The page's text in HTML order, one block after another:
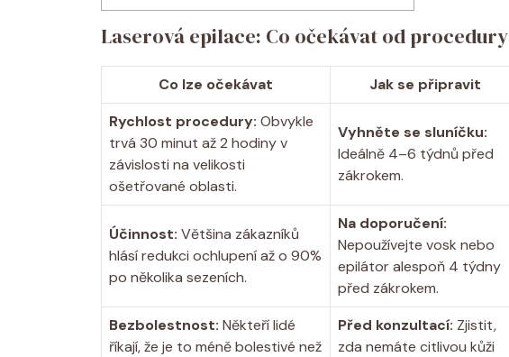
Laserová epilace: Co očekávat od procedury
Co lze očekávat Jak se připravit
Rychlost procedury: Obvykle
trvá 30 minut až 2 hodiny v
závislosti na velikosti
ošetřované oblasti.
Vyhněte se sluníčku:
Ideálně 4–6 týdnů před
zákrokem.
Účinnost: Většina zákazníků
hlásí redukci ochlupení až o 90%
po několika sezeních.
Na doporučení:
Nepoužívejte vosk nebo
epilátor alespoň 4 týdny
před zákrokem.
Bezbolestnost: Někteří lidé
říkají, že je to méně bolestivé než
Před konzultací: Zjistit,
zda nemáte citlivou kůži